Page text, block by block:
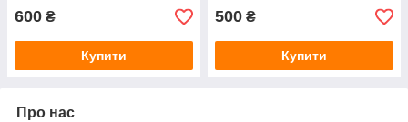
600 ₴
Купити
500 ₴
Купити
Про нас